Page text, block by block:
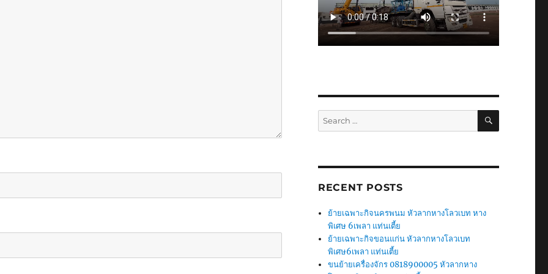
Search
for:
SEARCH
RECENT POSTS
ย้ายเฉพาะกิจนครพนม หัวลากหางโลวเบท หาง
พิเศษ 6เพลา แท่นเตี้ย
ย้ายเฉพาะกิจขอนแก่น หัวลากหางโลวเบท
พิเศษ6เพลา แท่นเตี้ย
ขนย้ายเครื่องจักร 0818900005 หัวลากหาง